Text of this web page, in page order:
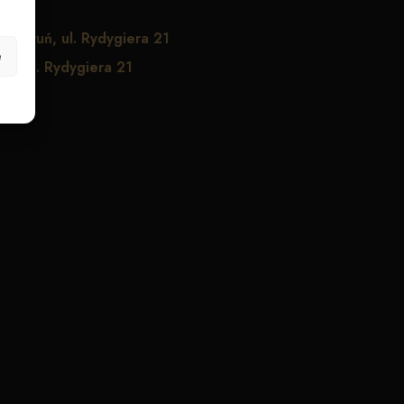
Toruń, ul. Rydygiera 21
ul. Rydygiera 21